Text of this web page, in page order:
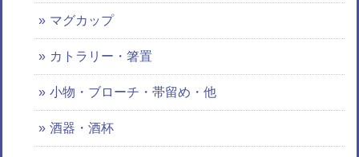
マグカップ
カトラリー・箸置
小物・ブローチ・帯留め・他
酒器・酒杯